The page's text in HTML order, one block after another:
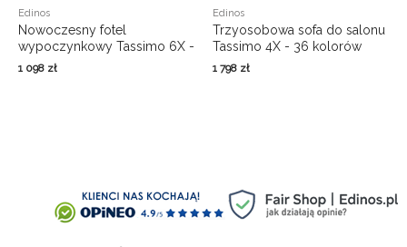
Edinos
Nowoczesny fotel
wypoczynkowy Tassimo 6X -
36 kolorów
1 098 zł
Edinos
Trzyosobowa sofa do salonu
Tassimo 4X - 36 kolorów
1 798 zł